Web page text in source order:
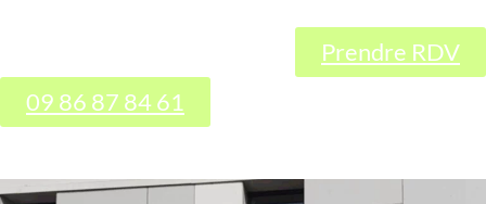
Prendre RDV
09 86 87 84 61